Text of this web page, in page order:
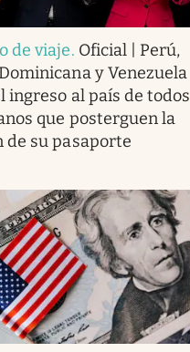
de viaje. Oficial | Perú,
y Venezuela
ingreso al país de todos
que posterguen la
de su pasaporte